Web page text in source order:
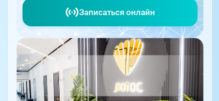
Записаться онлайн